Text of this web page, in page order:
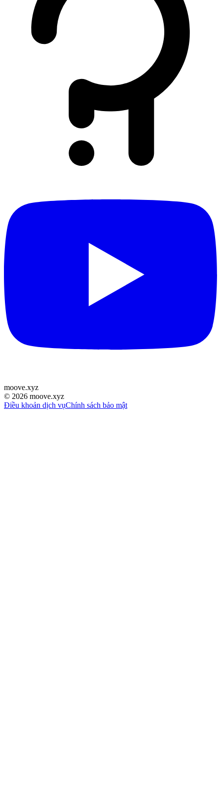
moove.xyz
© 2026 moove.xyz
Điều khoản dịch vụChính sách bảo mật